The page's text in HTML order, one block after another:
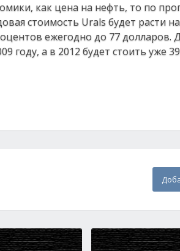
как цена на нефть, то по
стоимость Urals будет расти
ежегодно до 77 долларов.
году, а в 2012 будет стоить уже